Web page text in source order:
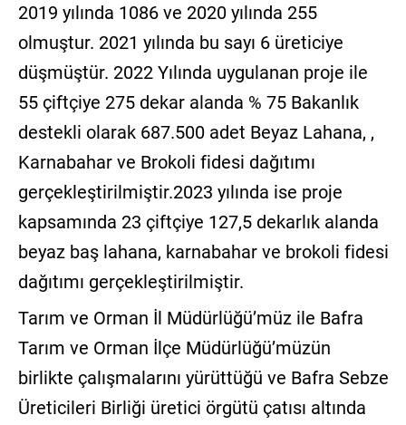
2019 yılında 1086 ve 2020 yılında 255
olmuştur. 2021 yılında bu sayı 6 üreticiye
düşmüştür. 2022 Yılında uygulanan proje ile
55 çiftçiye 275 dekar alanda % 75 Bakanlık
destekli olarak 687.500 adet Beyaz Lahana, ,
Karnabahar ve Brokoli fidesi dağıtımı
gerçekleştirilmiştir.2023 yılında ise proje
kapsamında 23 çiftçiye 127,5 dekarlık alanda
beyaz baş lahana, karnabahar ve brokoli fidesi
dağıtımı gerçekleştirilmiştir.
Tarım ve Orman İl Müdürlüğü’müz ile Bafra
Tarım ve Orman İlçe Müdürlüğü’müzün
birlikte çalışmalarını yürüttüğü ve Bafra Sebze
Üreticileri Birliği üretici örgütü çatısı altında